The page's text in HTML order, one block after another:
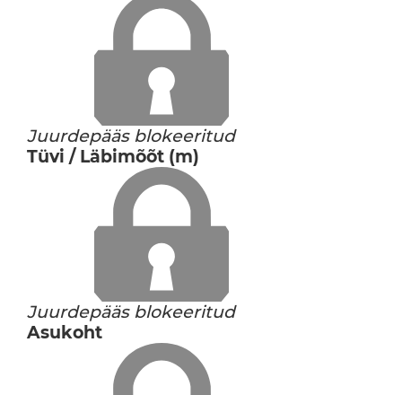
Juurdepääs blokeeritud
Tüvi / Läbimõõt (m)
Juurdepääs blokeeritud
Asukoht